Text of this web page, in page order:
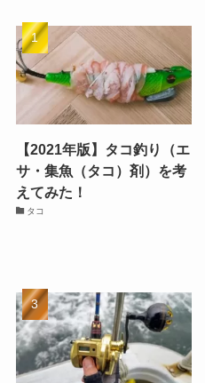
【2021年版】タコ釣り（エ
サ・集魚（タコ）剤）を考
えてみた！
タコ